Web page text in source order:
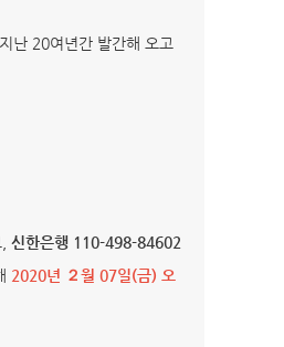
난 20여년간 발간해 오고
신한은행 110-498-84602
2020년 ２월 07일(금) 오